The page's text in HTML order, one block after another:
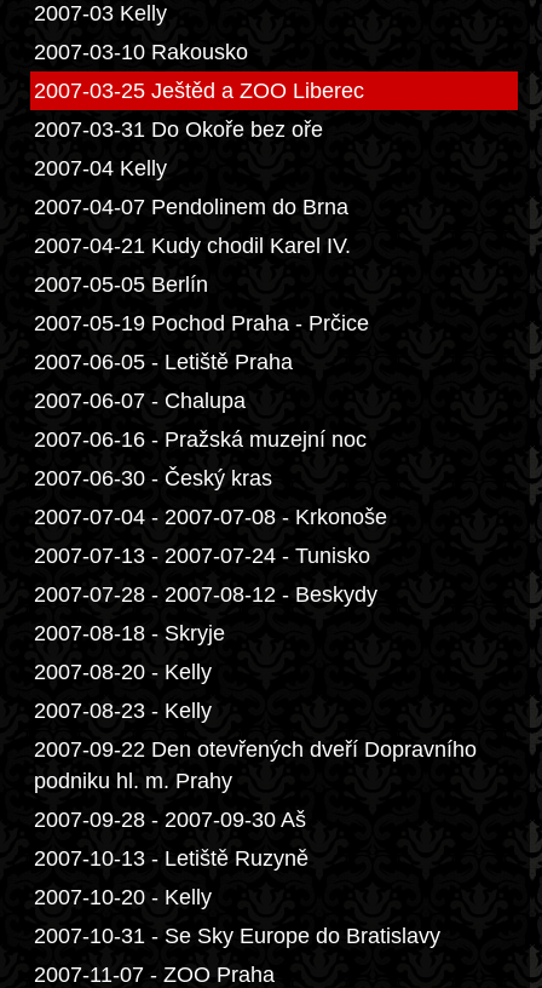
2007-03 Kelly
2007-03-10 Rakousko
2007-03-25 Ještěd a ZOO Liberec
2007-03-31 Do Okoře bez oře
2007-04 Kelly
2007-04-07 Pendolinem do Brna
2007-04-21 Kudy chodil Karel IV.
2007-05-05 Berlín
2007-05-19 Pochod Praha - Prčice
2007-06-05 - Letiště Praha
2007-06-07 - Chalupa
2007-06-16 - Pražská muzejní noc
2007-06-30 - Český kras
2007-07-04 - 2007-07-08 - Krkonoše
2007-07-13 - 2007-07-24 - Tunisko
2007-07-28 - 2007-08-12 - Beskydy
2007-08-18 - Skryje
2007-08-20 - Kelly
2007-08-23 - Kelly
2007-09-22 Den otevřených dveří Dopravního
podniku hl. m. Prahy
2007-09-28 - 2007-09-30 Aš
2007-10-13 - Letiště Ruzyně
2007-10-20 - Kelly
2007-10-31 - Se Sky Europe do Bratislavy
2007-11-07 - ZOO Praha